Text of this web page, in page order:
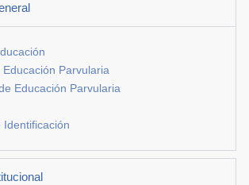
Parvularia
Educación Parvularia
Identificación